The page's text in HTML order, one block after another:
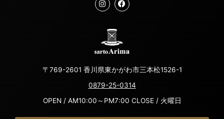
〒769-2601 香川県東かがわ市三本松1526-1
0879-25-0314
OPEN / AM10:00～PM7:00 CLOSE / 火曜日